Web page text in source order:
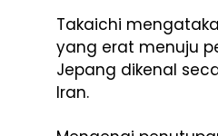
Takaichi
yang erat menuju
Jepang dikenal
Iran.